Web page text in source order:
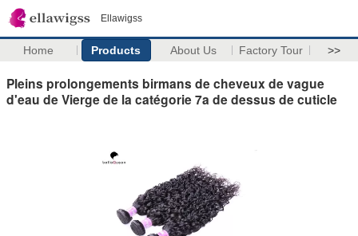
Ellawigss
Home Products About Us Factory Tour >>
Pleins prolongements birmans de cheveux de vague
d'eau de Vierge de la catégorie 7a de dessus de cuticle